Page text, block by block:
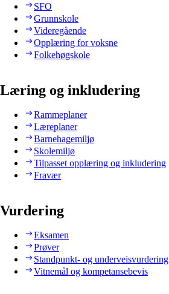
SFO
Grunnskole
Videregående
Opplæring for voksne
Folkehøgskole
Læring og inkludering
Rammeplaner
Læreplaner
Barnehagemiljø
Skolemiljø
Tilpasset opplæring og inkludering
Fravær
Vurdering
Eksamen
Prøver
Standpunkt- og underveisvurdering
Vitnemål og kompetansebevis